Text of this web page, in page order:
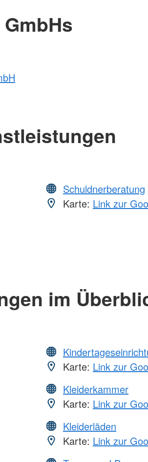
GmbHs
Schuldnerberatung
Karte: Link zur
im
Karte: Link zur
Kleiderkammer
Karte: Link zur
Kleiderläden
Karte: Link zur